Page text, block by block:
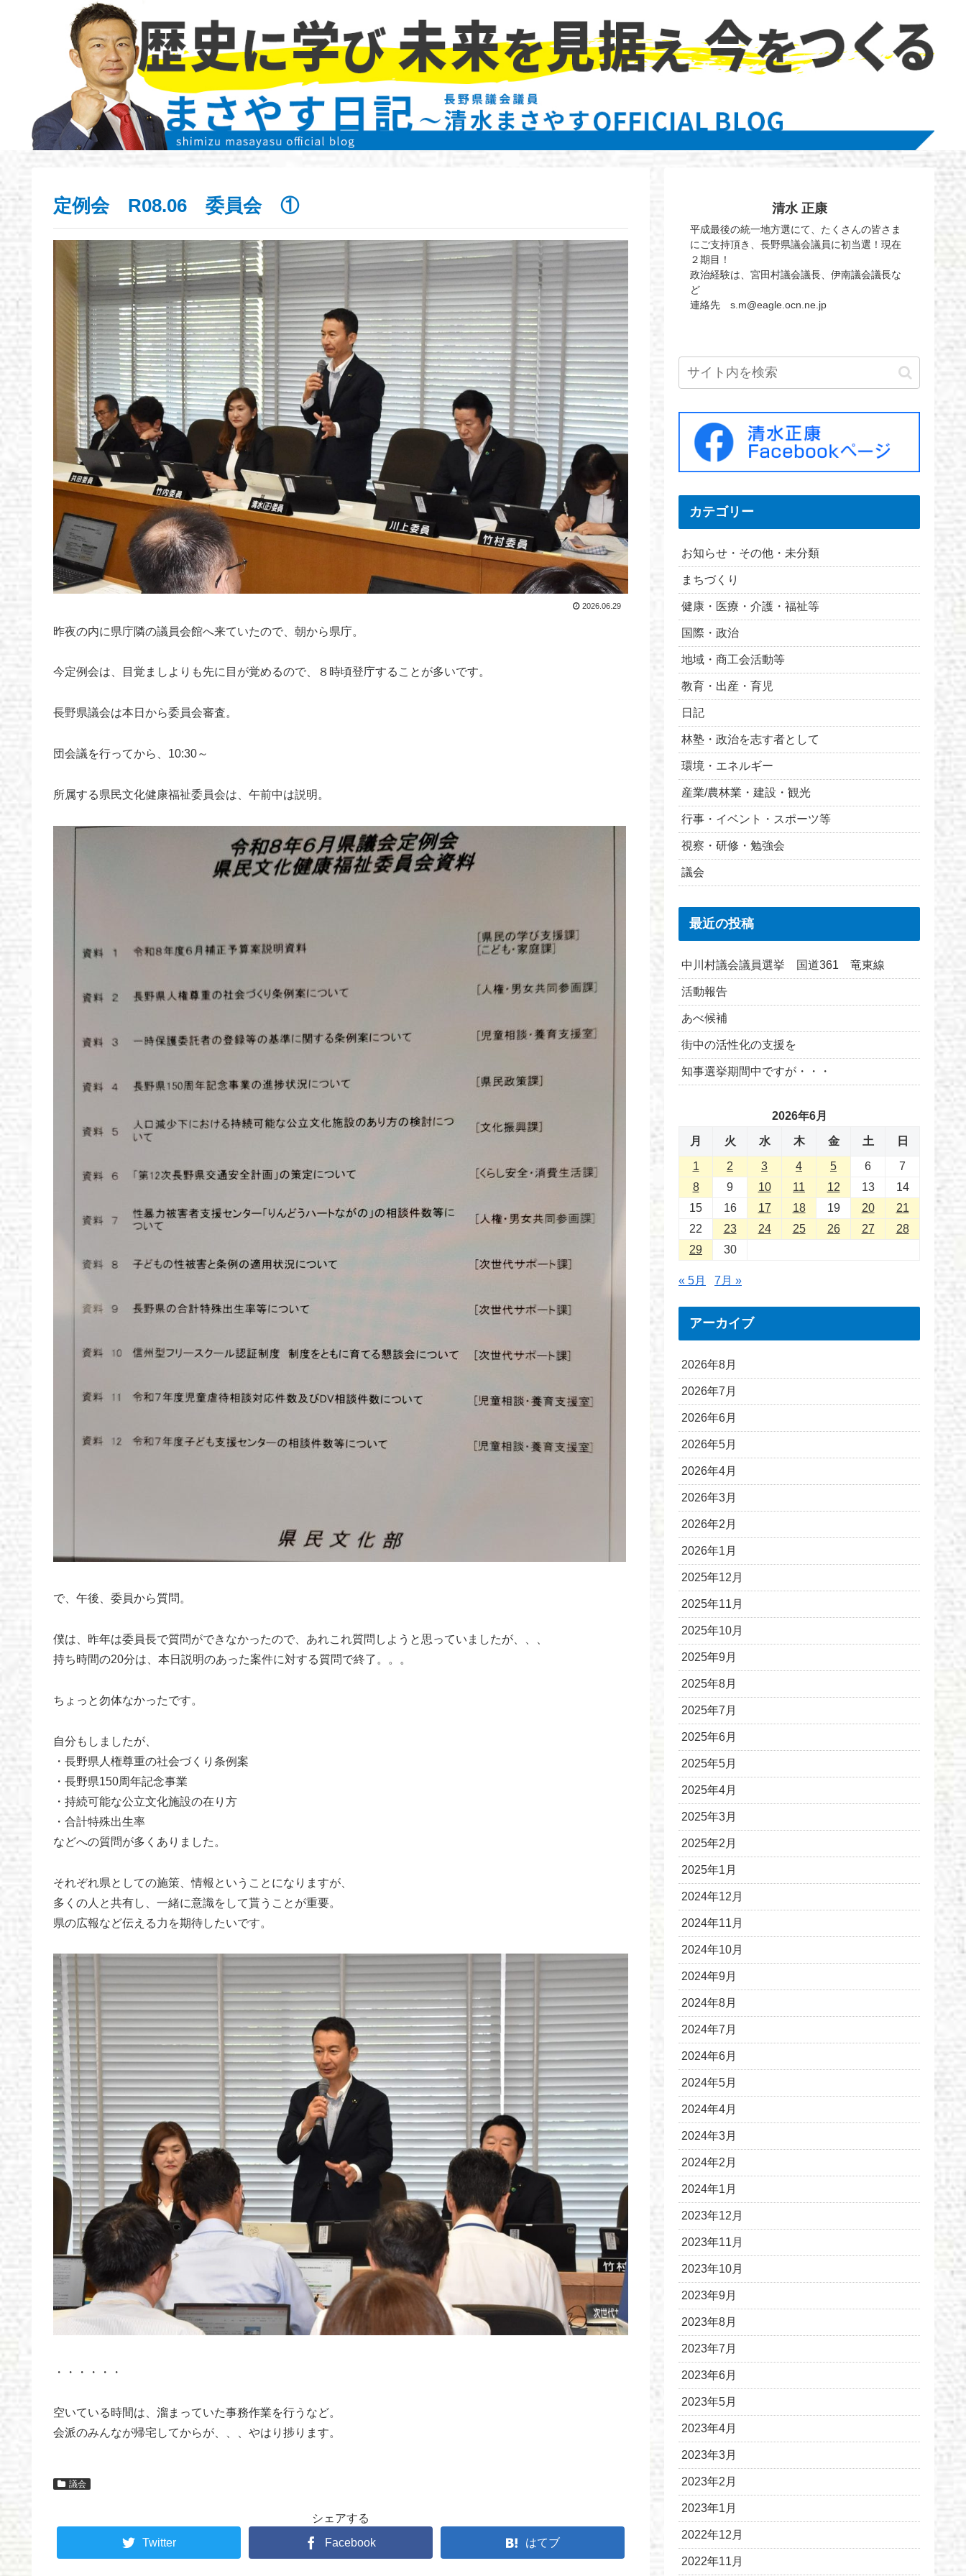
定例会 R08.06 委員会 ①
2026.06.29
昨夜の内に県庁隣の議員会館へ来ていたので、朝から県庁。
今定例会は、目覚ましよりも先に目が覚めるので、８時頃登庁することが多いです。
長野県議会は本日から委員会審査。
団会議を行ってから、10:30～
所属する県民文化健康福祉委員会は、午前中は説明。
で、午後、委員から質問。
僕は、昨年は委員長で質問ができなかったので、あれこれ質問しようと思っていましたが、、、
持ち時間の20分は、本日説明のあった案件に対する質問で終了。。。
ちょっと勿体なかったです。
自分もしましたが、
・長野県人権尊重の社会づくり条例案
・長野県150周年記念事業
・持続可能な公立文化施設の在り方
・合計特殊出生率
などへの質問が多くありました。
それぞれ県としての施策、情報ということになりますが、
多くの人と共有し、一緒に意識をして貰うことが重要。
県の広報など伝える力を期待したいです。
・・・・・・
空いている時間は、溜まっていた事務作業を行うなど。
会派のみんなが帰宅してからが、、、やはり捗ります。
議会
シェアする
Twitter
Facebook はてブ
清水 正康
平成最後の統一地方選にて、たくさんの皆さま
にご支持頂き、長野県議会議員に初当選！現在
２期目！
政治経験は、宮田村議会議長、伊南議会議長な
ど
連絡先 s.m@eagle.ocn.ne.jp
カテゴリー
お知らせ・その他・未分類
まちづくり
健康・医療・介護・福祉等
国際・政治
地域・商工会活動等
教育・出産・育児
日記
林塾・政治を志す者として
環境・エネルギー
産業/農林業・建設・観光
行事・イベント・スポーツ等
視察・研修・勉強会
議会
最近の投稿
中川村議会議員選挙 国道361 竜東線
活動報告
あべ候補
街中の活性化の支援を
知事選挙期間中ですが・・・
2026年6月
月 火 水 木 金 土 日
1 2 3 4 5 6
7
8
9 10 11 12 13
14
15
16 17 18 19 20
21
22
23 24 25 26 27
28
29
30
« 5月 7月 »
アーカイブ
2026年8月
2026年7月
2026年6月
2026年5月
2026年4月
2026年3月
2026年2月
2026年1月
2025年12月
2025年11月
2025年10月
2025年9月
2025年8月
2025年7月
2025年6月
2025年5月
2025年4月
2025年3月
2025年2月
2025年1月
2024年12月
2024年11月
2024年10月
2024年9月
2024年8月
2024年7月
2024年6月
2024年5月
2024年4月
2024年3月
2024年2月
2024年1月
2023年12月
2023年11月
2023年10月
2023年9月
2023年8月
2023年7月
2023年6月
2023年5月
2023年4月
2023年3月
2023年2月
2023年1月
2022年12月
2022年11月